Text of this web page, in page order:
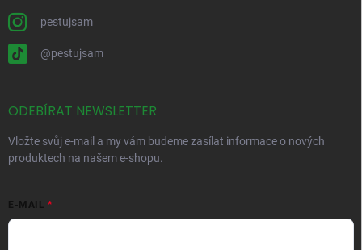
pestujsam
@pestujsam
ODEBÍRAT NEWSLETTER
Vložte svůj e-mail a my vám budeme zasílat informace o nových
produktech na našem e-shopu.
E-MAIL